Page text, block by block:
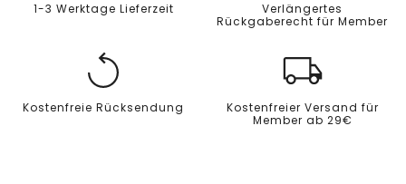
1-3 Werktage Lieferzeit
Verlängertes
Rückgaberecht für Member
Kostenfreie Rücksendung
Kostenfreier Versand für
Member ab 29€